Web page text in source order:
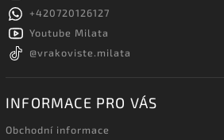
+420720126127
Youtube Milata
@vrakoviste.milata
INFORMACE PRO VÁS
Obchodní informace